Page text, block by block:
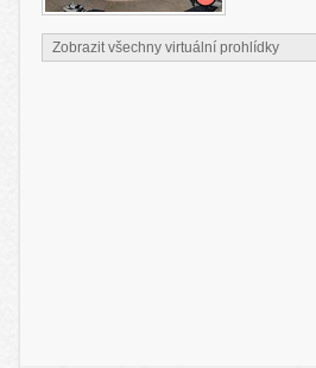
Zobrazit všechny virtuální prohlídky